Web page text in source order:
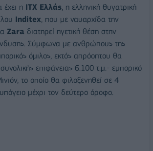
η ITX Eλλάς, η ελληνική θυγατρική
Inditex, που με ναυαρχίδα την
Ζara διατηρεί ηγετική θέση στην
Σύμφωνα με ανθρώπους της
όμιλος, εκτός απρόοπτου θα
επιφάνειας 6.100 τ.μ.- εμπορικό
το οποίο θα φιλοξενηθεί σε 4
μέχρι τον δεύτερο όροφο.